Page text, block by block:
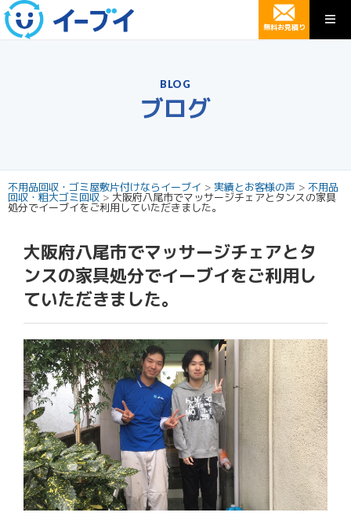
無料お見積り
BLOG
ブログ
不用品回収・ゴミ屋敷片付けならイーブイ > 実績とお客様の声 > 不用品
回収・粗大ゴミ回収 > 大阪府八尾市でマッサージチェアとタンスの家具
処分でイーブイをご利用していただきました。
大阪府八尾市でマッサージチェアとタ
ンスの家具処分でイーブイをご利用し
ていただきました。